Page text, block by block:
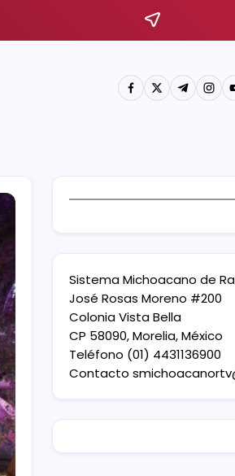
Sistema Michoacano de
José Rosas Moreno #200
Colonia Vista Bella
CP 58090, Morelia, México
Teléfono (01) 4431136900
Contacto